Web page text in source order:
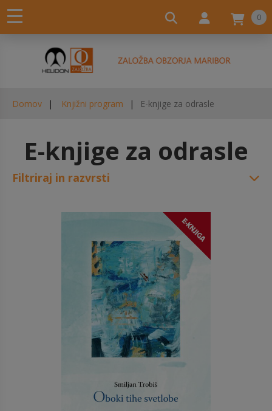
0
Domov Knjižni program E-knjige za odrasle
E-knjige za odrasle
Filtriraj in razvrsti